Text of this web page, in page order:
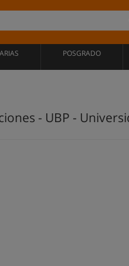
POSGRADO
- UBP -